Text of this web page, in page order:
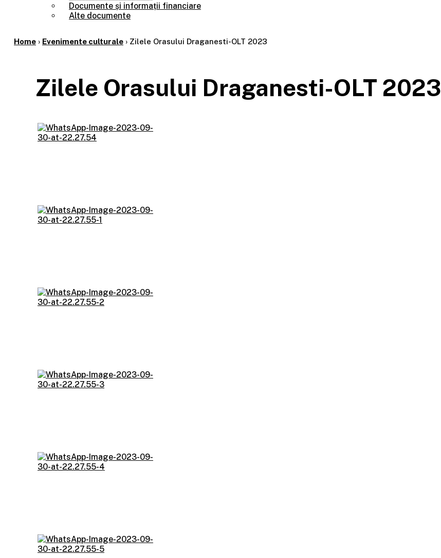
Documente și informații financiare
Alte documente
Home › Evenimente culturale › Zilele Orasului Draganesti-OLT 2023
Zilele Orasului Draganesti-OLT 2023